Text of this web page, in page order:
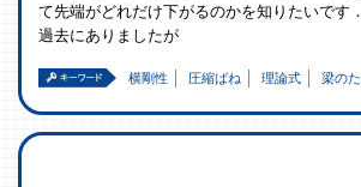
て先端がどれだけ下がるのかを知りたいです
過去にありましたが
横剛性 圧縮ばね 理論式 梁の